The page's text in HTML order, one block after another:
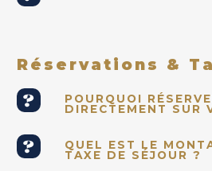
Réservations &
POURQUOI
DIRECTEMENT SUR
QUEL EST LE
TAXE DE SÉJOUR ?